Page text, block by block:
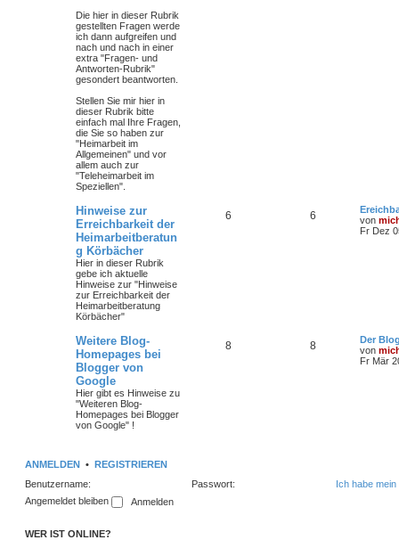
Die hier in dieser Rubrik
gestellten Fragen werde
ich dann aufgreifen und
nach und nach in einer
extra "Fragen- und
Antworten-Rubrik"
gesondert beantworten.
Stellen Sie mir hier in
dieser Rubrik bitte
einfach mal Ihre Fragen,
die Sie so haben zur
"Heimarbeit im
Allgemeinen" und vor
allem auch zur
"Teleheimarbeit im
Speziellen".
Hinweise zur
Erreichbarkeit der
Heimarbeitberatun
g Körbächer
Hier in dieser Rubrik
gebe ich aktuelle
Hinweise zur "Hinweise
zur Erreichbarkeit der
Heimarbeitberatung
Körbächer"
6 6
von
Fr Dez
Weitere Blog-
Homepages bei
Blogger von
Google
Hier gibt es Hinweise zu
"Weiteren Blog-
Homepages bei Blogger
von Google" !
8 8
Der
von
Fr Mär
ANMELDEN • REGISTRIEREN
Benutzername:
Passwort:
Ich habe
Angemeldet bleiben
WER IST ONLINE?